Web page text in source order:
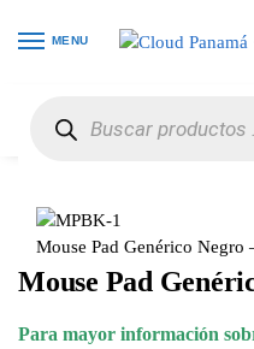
MENU
Mouse Pad Genérico Negro
Mouse Pad
Para mayor información